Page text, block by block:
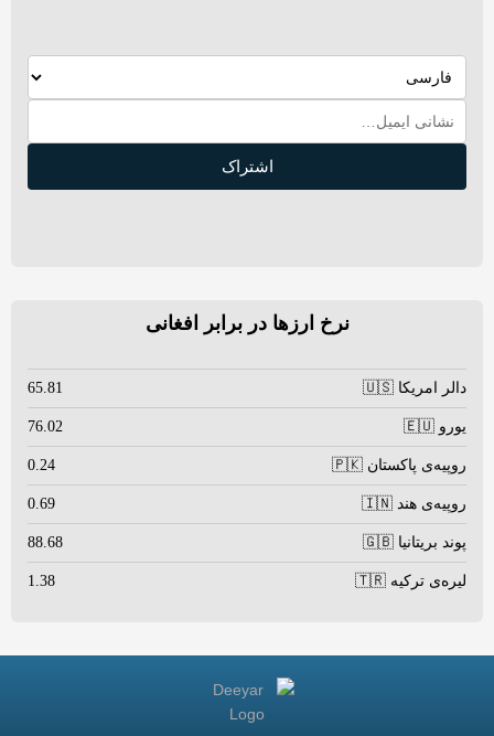
اشتراک
نرخ ارزها در برابر افغانی
دالر امریکا 🇺🇸 65.81
یورو 🇪🇺 76.02
روپیه‌ی پاکستان 🇵🇰 0.24
روپیه‌ی هند 🇮🇳 0.69
پوند بریتانیا 🇬🇧 88.68
لیره‌ی ترکیه 🇹🇷 1.38